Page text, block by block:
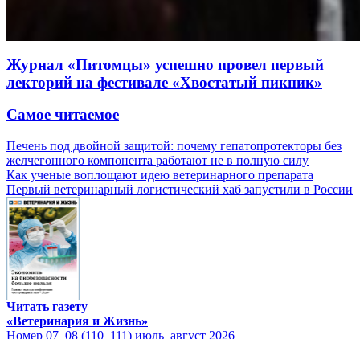
Журнал «Питомцы» успешно провел первый
лекторий на фестивале «Хвостатый пикник»
Самое читаемое
Печень под двойной защитой: почему гепатопротекторы без
желчегонного компонента работают не в полную силу
Как ученые воплощают идею ветеринарного препарата
Первый ветеринарный логистический хаб запустили в России
Читать газету
«Ветеринария и Жизнь»
Номер 07–08 (110–111) июль–август 2026